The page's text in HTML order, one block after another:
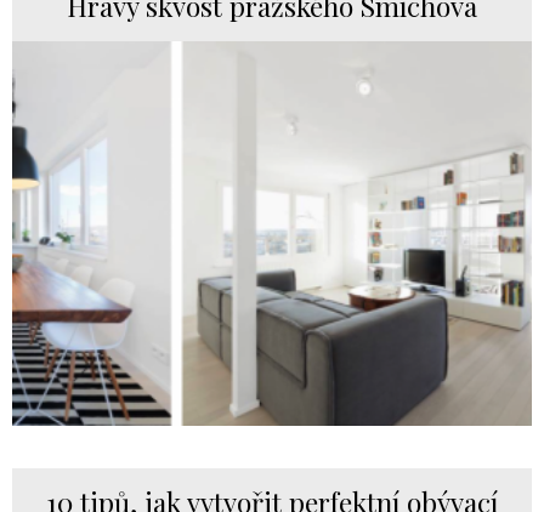
10 tipů, jak vytvořit perfektní obývací